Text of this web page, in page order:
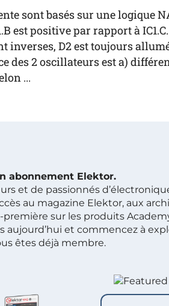
sont basés sur une logique
est positive par rapport à
inverses, D2 est toujours
des 2 oscillateurs est a)
...
abonnement Elektor.
et de passionnés
au magazine Elektor, aux
sur les produits
aujourd’hui et commencez à
êtes déjà membre.